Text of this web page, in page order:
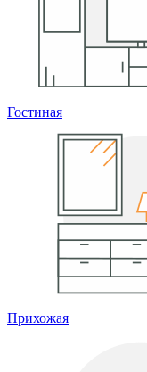
Гостиная
Прихожая